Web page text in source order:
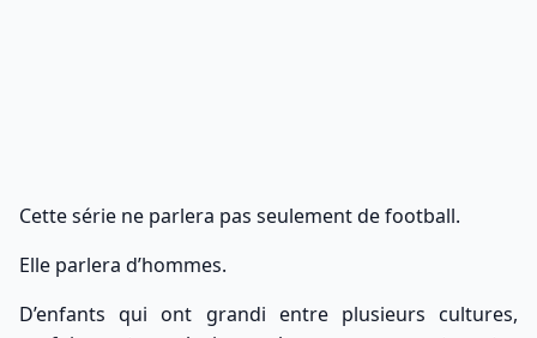
Cette série ne parlera pas seulement de football.
Elle parlera d’hommes.
D’enfants qui ont grandi entre plusieurs cultures,